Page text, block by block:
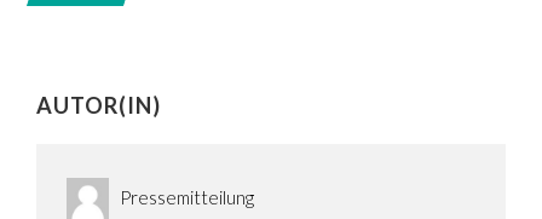
AUTOR(IN)
Pressemitteilung